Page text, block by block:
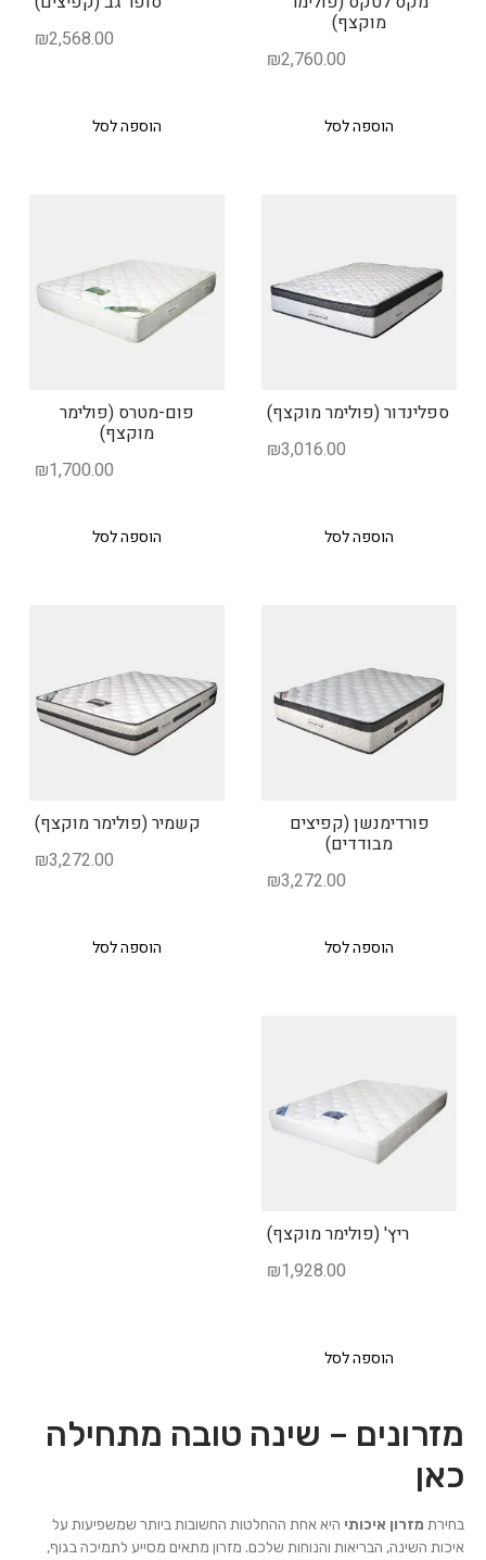
מוקצף)
₪2,760.00
הוספה לסל
₪2,568.00
הוספה לסל
ספלינדור (פולימר מוקצף)
₪3,016.00
הוספה לסל
פום-מטרס (פולימר
מוקצף)
₪1,700.00
הוספה לסל
פורדימנשן (קפיצים
מבודדים)
₪3,272.00
הוספה לסל
קשמיר (פולימר מוקצף)
₪3,272.00
הוספה לסל
ריץ' (פולימר מוקצף)
₪1,928.00
הוספה לסל
מזרונים – שינה טובה מתחילה
כאן
בחירת מזרון איכותי היא אחת ההחלטות החשובות ביותר שמשפיעות על
איכות השינה, הבריאות והנוחות שלכם. מזרון מתאים מסייע לתמיכה בגוף,